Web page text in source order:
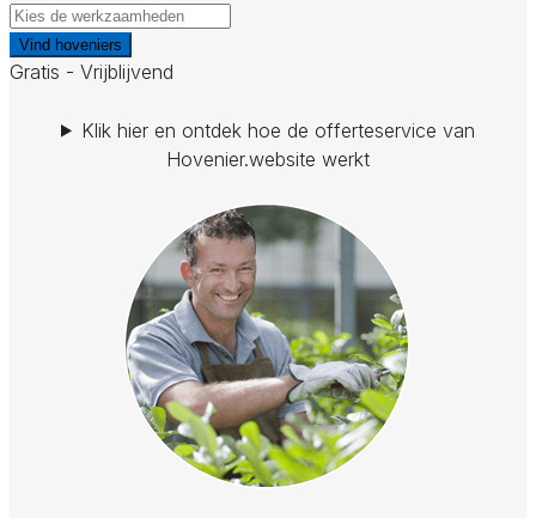
Vind hoveniers
Gratis - Vrijblijvend
Klik hier en ontdek hoe de offerteservice van
Hovenier.website werkt